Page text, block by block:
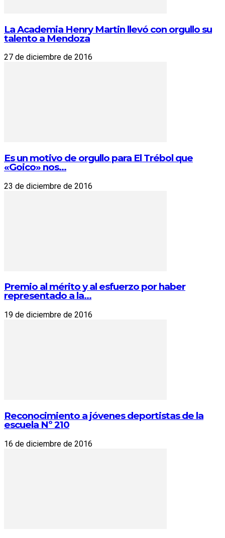
La Academia Henry Martin llevó con orgullo su
talento a Mendoza
27 de diciembre de 2016
Es un motivo de orgullo para El Trébol que
«Goico» nos...
23 de diciembre de 2016
Premio al mérito y al esfuerzo por haber
representado a la...
19 de diciembre de 2016
Reconocimiento a jóvenes deportistas de la
escuela Nº 210
16 de diciembre de 2016